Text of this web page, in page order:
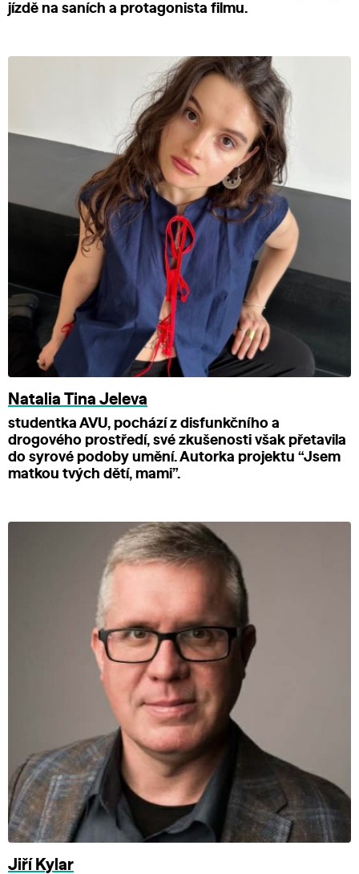
jízdě na saních a protagonista filmu.
Natalia Tina Jeleva
studentka AVU, pochází z disfunkčního a
drogového prostředí, své zkušenosti však přetavila
do syrové podoby umění. Autorka projektu “Jsem
matkou tvých dětí, mami”.
Jiří Kylar